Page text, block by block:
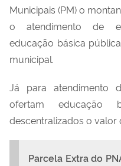
Municipais (PM) o
o atendimento de
educação básica
municipal.
Já para atendimento
ofertam educação
descentralizados o valor
Parcela Extra do